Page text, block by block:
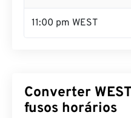
11:00 pm WEST
Converter
fusos horários